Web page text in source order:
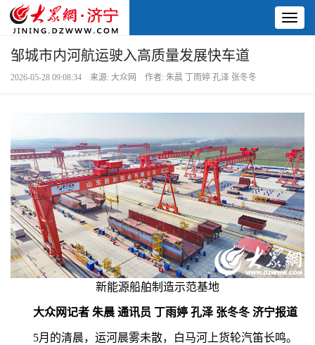
邹城市内河航运驶入高质量发展快车道
2026-05-28 09:08:34 来源: 大众网 作者: 朱晨 丁雨婷 孔泽 张冬冬
新能源船舶制造示范基地
大众网记者 朱晨 通讯员 丁雨婷 孔泽 张冬冬 济宁报道
5月的清晨，运河晨雾未散，白马河上货轮汽笛长鸣。